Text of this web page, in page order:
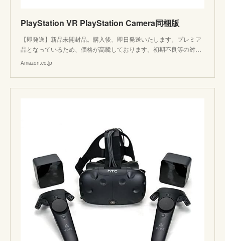
PlayStation VR PlayStation Camera同梱版
【即発送】新品未開封品。購入後、即日発送いたします。プレミア
品となっているため、価格が高騰しております。初期不良等の対…
Amazon.co.jp